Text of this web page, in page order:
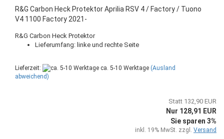
R&G Carbon Heck Protektor Aprilia RSV 4 / Factory / Tuono
V4 1100 Factory 2021-
R&G Carbon Heck Protektor
Lieferumfang: linke und rechte Seite
Lieferzeit: ca. 5-10 Werktage (Ausland
abweichend)
Statt 132,90 EUR
Nur 128,91 EUR
Sie sparen 3%
inkl. 19% MwSt. zzgl. Versand